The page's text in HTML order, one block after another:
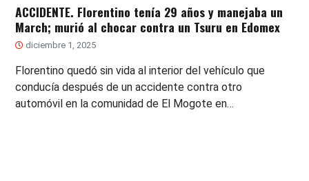
ACCIDENTE. Florentino tenía 29 años y manejaba un
March; murió al chocar contra un Tsuru en Edomex
diciembre 1, 2025
Florentino quedó sin vida al interior del vehículo que
conducía después de un accidente contra otro
automóvil en la comunidad de El Mogote en…